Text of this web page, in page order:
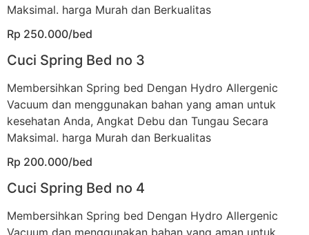
Maksimal. harga Murah dan Berkualitas
Rp 250.000/bed
Cuci Spring Bed no 3
Membersihkan Spring bed Dengan Hydro Allergenic
Vacuum dan menggunakan bahan yang aman untuk
kesehatan Anda, Angkat Debu dan Tungau Secara
Maksimal. harga Murah dan Berkualitas
Rp 200.000/bed
Cuci Spring Bed no 4
Membersihkan Spring bed Dengan Hydro Allergenic